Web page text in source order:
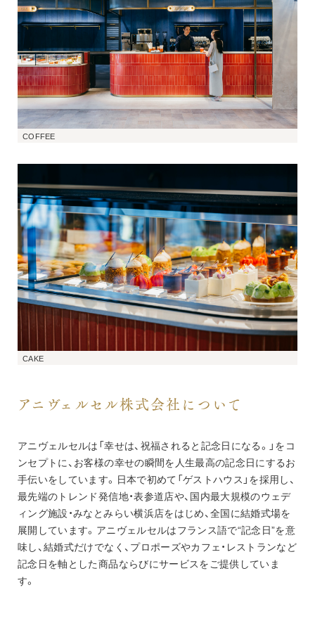
COFFEE
CAKE
アニヴェルセル株式会社について
アニヴェルセルは「幸せは、祝福されると記念日になる。」をコ
ンセプトに、お客様の幸せの瞬間を人生最高の記念日にするお
手伝いをしています。日本で初めて「ゲストハウス」を採用し、
最先端のトレンド発信地・表参道店や、国内最大規模のウェデ
ィング施設・みなとみらい横浜店をはじめ、全国に結婚式場を
展開しています。アニヴェルセルはフランス語で“記念日”を意
味し、結婚式だけでなく、プロポーズやカフェ・レストランなど
記念日を軸とした商品ならびにサービスをご提供していま
す。